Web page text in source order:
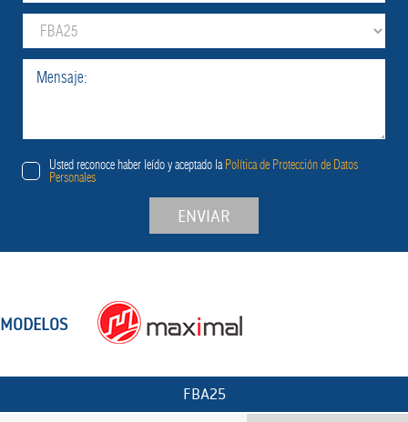
Usted reconoce haber leído y aceptado la Política de Protección de Datos
Personales
ENVIAR
MODELOS
FBA25